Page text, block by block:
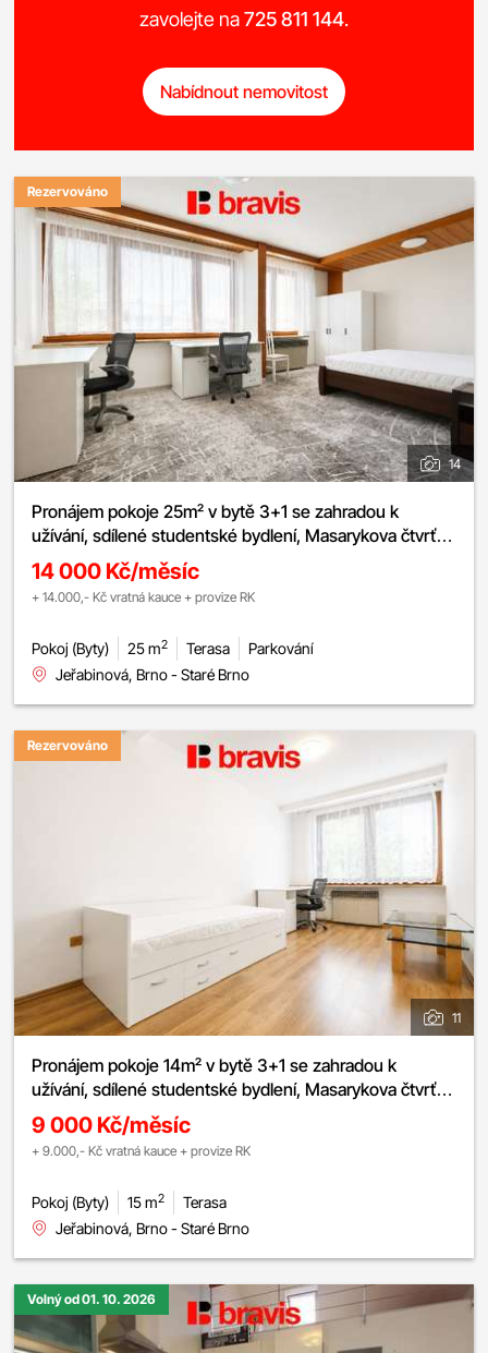
zavolejte na725 811 144.
Nabídnout nemovitost
Rezervováno
14
Pronájem pokoje 25m² v bytě 3+1 se zahradou k
užívání, sdílené studentské bydlení, Masarykova čtvrť –
Jeřabinová
14 000 Kč/měsíc
+ 14.000,- Kč vratná kauce + provize RK
Pokoj (Byty) 25 m2 Terasa
Parkování
Jeřabinová, Brno - Staré Brno
Rezervováno
11
Pronájem pokoje 14m² v bytě 3+1 se zahradou k
užívání, sdílené studentské bydlení, Masarykova čtvrť –
Jeřabinová
9 000 Kč/měsíc
+ 9.000,- Kč vratná kauce + provize RK
Pokoj (Byty) 15 m2
Terasa
Jeřabinová, Brno - Staré Brno
Volný od 01. 10. 2026